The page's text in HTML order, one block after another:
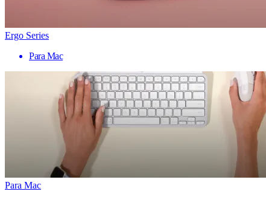
Ergo Series
Para Mac
Para Mac